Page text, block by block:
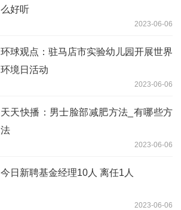
么好听
2023-06-06
环球观点：驻马店市实验幼儿园开展世界
环境日活动
2023-06-06
天天快播：男士脸部减肥方法_有哪些方
法
2023-06-06
今日新聘基金经理10人 离任1人
2023-06-06